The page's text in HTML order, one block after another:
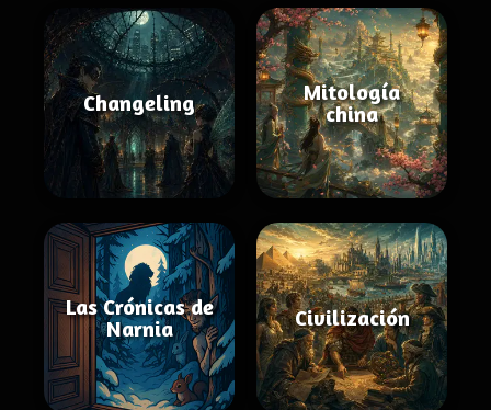
Changeling
Mitología
china
Las Crónicas de
Narnia
Civilización